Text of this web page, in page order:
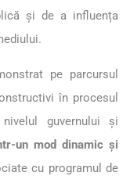
și de a influența
pe parcursul
în procesul
guvernului și
un mod dinamic și
cu programul de